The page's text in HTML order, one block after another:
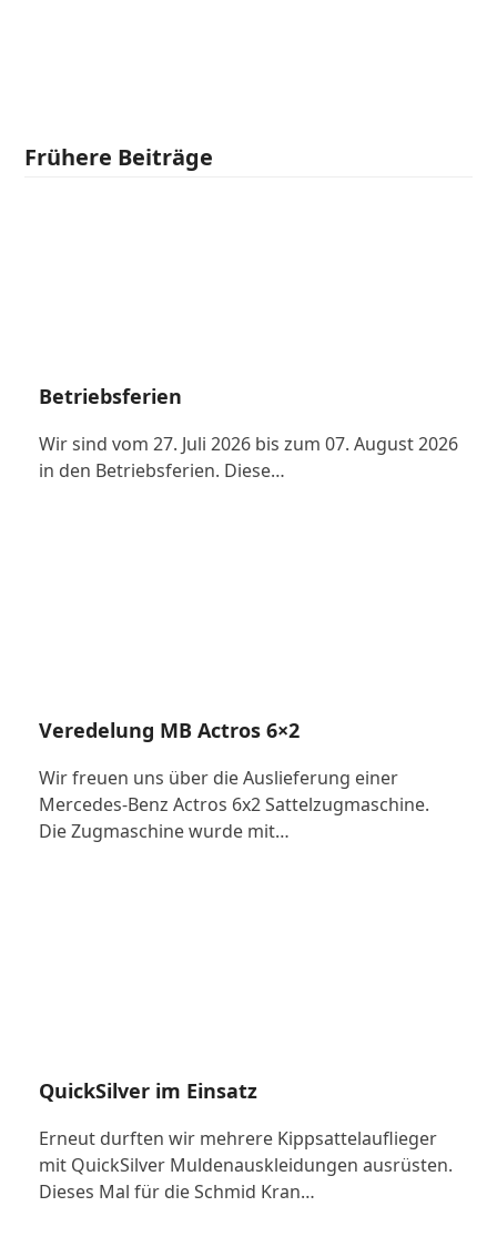
Frühere Beiträge
Betriebsferien
Wir sind vom 27. Juli 2026 bis zum 07. August 2026
in den Betriebsferien. Diese…
Veredelung MB Actros 6×2
Wir freuen uns über die Auslieferung einer
Mercedes-Benz Actros 6x2 Sattelzugmaschine.
Die Zugmaschine wurde mit…
QuickSilver im Einsatz
Erneut durften wir mehrere Kippsattelauflieger
mit QuickSilver Muldenauskleidungen ausrüsten.
Dieses Mal für die Schmid Kran…